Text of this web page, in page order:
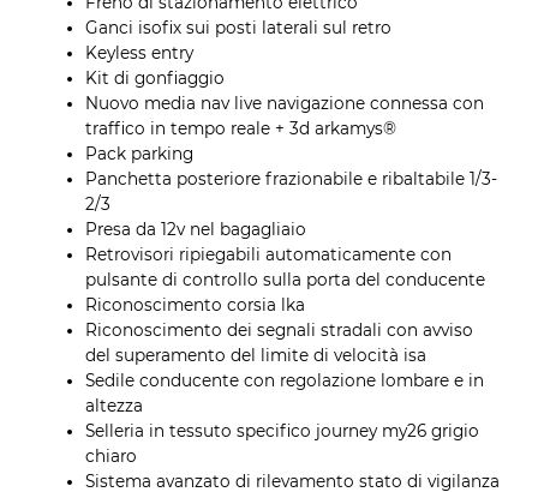
Ganci isofix sui posti laterali sul retro
Keyless entry
Kit di gonfiaggio
Nuovo media nav live navigazione connessa con
traffico in tempo reale + 3d arkamys®
Pack parking
Panchetta posteriore frazionabile e ribaltabile 1/3-
2/3
Presa da 12v nel bagagliaio
Retrovisori ripiegabili automaticamente con
pulsante di controllo sulla porta del conducente
Riconoscimento corsia lka
Riconoscimento dei segnali stradali con avviso
del superamento del limite di velocità isa
Sedile conducente con regolazione lombare e in
altezza
Selleria in tessuto specifico journey my26 grigio
chiaro
Sistema avanzato di rilevamento stato di vigilanza